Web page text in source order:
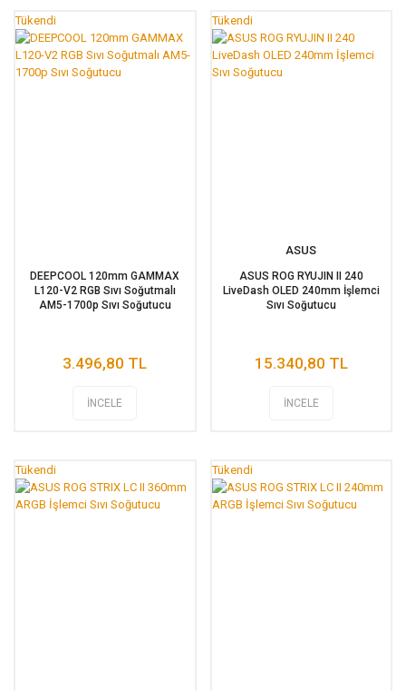
Tükendi
DEEPCOOL 120mm GAMMAX
L120-V2 RGB Sıvı Soğutmalı
AM5-1700p Sıvı Soğutucu
3.496,80 TL
İNCELE
Tükendi
ASUS
ASUS ROG RYUJIN II 240
LiveDash OLED 240mm İşlemci
Sıvı Soğutucu
15.340,80 TL
İNCELE
Tükendi Tükendi